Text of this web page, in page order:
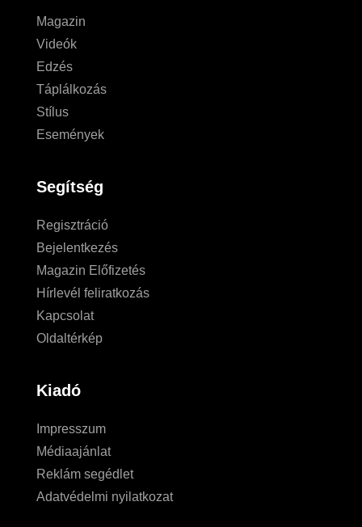
Magazin
Videók
Edzés
Táplálkozás
Stílus
Események
Segítség
Regisztráció
Bejelentkezés
Magazin Előfizetés
Hírlevél feliratkozás
Kapcsolat
Oldaltérkép
Kiadó
Impresszum
Médiaajánlat
Reklám segédlet
Adatvédelmi nyilatkozat